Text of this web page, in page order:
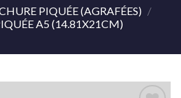
PIQUÉE (AGRAFÉES) /
A5 (14.81X21CM)